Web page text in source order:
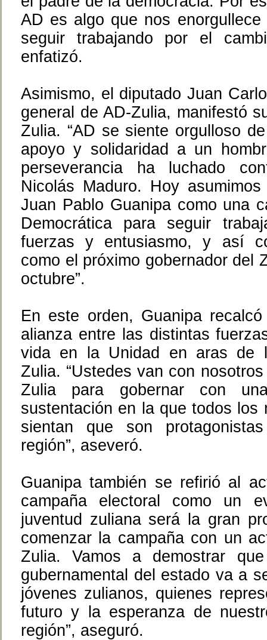
AD es algo que nos
seguir trabajando por el
enfatizó.
Asimismo, el diputado Juan
general de AD-Zulia, manifestó
Zulia. “AD se siente orgulloso
apoyo y solidaridad a un
perseverancia ha luchado
Nicolás Maduro. Hoy
Juan Pablo Guanipa como una
Democrática para seguir
fuerzas y entusiasmo, y así
como el próximo gobernador del
octubre”.
En este orden, Guanipa
alianza entre las distintas
vida en la Unidad en aras de
Zulia. “Ustedes van con
Zulia para gobernar con
sustentación en la que todos los
sientan que son
región”, aseveró.
Guanipa también se refirió al
campaña electoral como un
juventud zuliana será la gran
comenzar la campaña con un
Zulia. Vamos a demostrar
gubernamental del estado va a
jóvenes zulianos, quienes
futuro y la esperanza de
región”, aseguró.